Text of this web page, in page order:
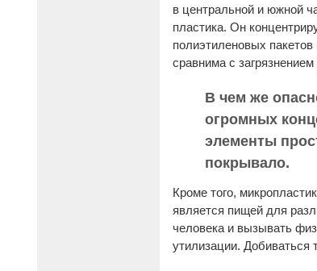
в центральной и южной
пластика. Он
полиэтиленовых
сравнима с
В чем же
огромных
элементы
покрывало.
Кроме того,
является пищей для
человека и вызывать
утилизации. Добиваться